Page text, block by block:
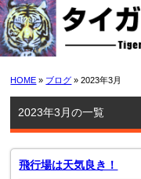
HOME » ブログ » 2023年3月
2023年3月の一覧
飛行場は天気良き！